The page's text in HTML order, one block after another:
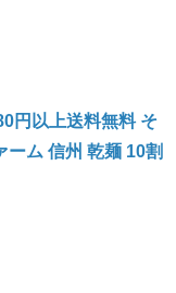
円以上送料無料 そ
ーム 信州 乾麺 10割